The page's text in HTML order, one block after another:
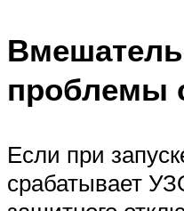
проблемы
Если при
срабатывает